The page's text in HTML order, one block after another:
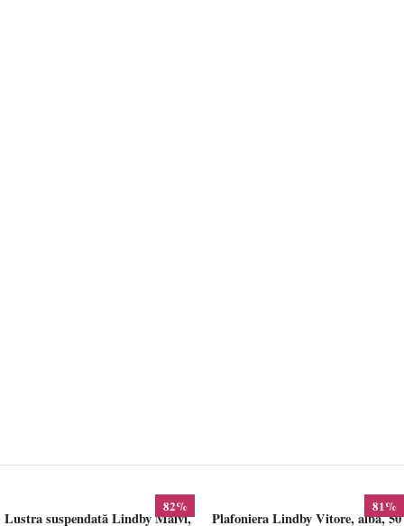
82%
Lustra suspendată Lindby Maivi,
81%
Plafoniera Lindby Vitore, alba, 50